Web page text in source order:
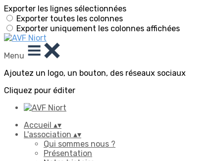
Exporter les lignes sélectionnées
Exporter toutes les colonnes
Exporter uniquement les colonnes affichées
Menu
Ajoutez un logo, un bouton, des réseaux sociaux
Cliquez pour éditer
Accueil ▴▾
L'association ▴▾
Qui sommes nous ?
Présentation